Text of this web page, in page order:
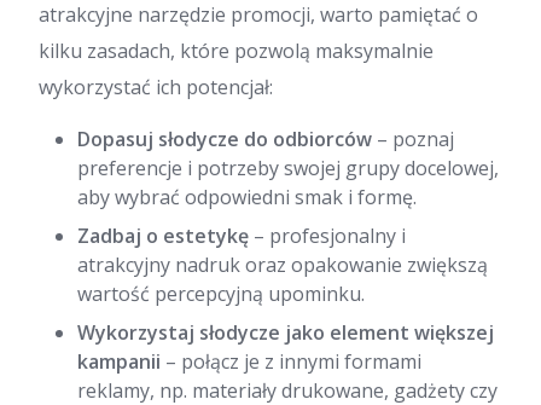
atrakcyjne narzędzie promocji, warto pamiętać o
kilku zasadach, które pozwolą maksymalnie
wykorzystać ich potencjał:
Dopasuj słodycze do odbiorców – poznaj
preferencje i potrzeby swojej grupy docelowej,
aby wybrać odpowiedni smak i formę.
Zadbaj o estetykę – profesjonalny i
atrakcyjny nadruk oraz opakowanie zwiększą
wartość percepcyjną upominku.
Wykorzystaj słodycze jako element większej
kampanii – połącz je z innymi formami
reklamy, np. materiały drukowane, gadżety czy